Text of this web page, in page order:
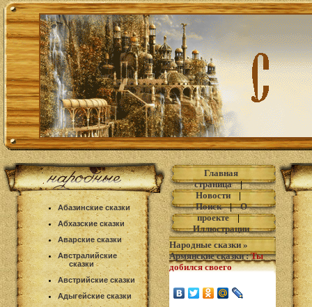
Абазинские сказки
Абхазские сказки
Аварские сказки
Австралийские
сказки
Австрийские сказки
Адыгейские сказки
Главная
страница|
Новости|
Поиск|О
проекте|
Иллюстрации
Народные сказки »
Армянские сказки: Ты
добился своего